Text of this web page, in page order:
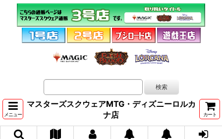
メニュー
マスターズスクウェアMTG・ディズニーロルカ
ナ店
カート